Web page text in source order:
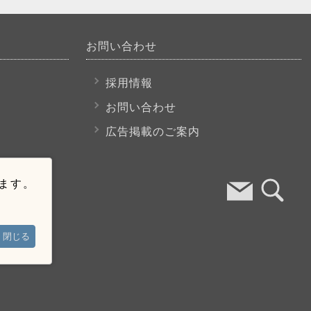
。
閉じる
お問い合わせ
採用情報
お問い合わせ
広告掲載のご案内